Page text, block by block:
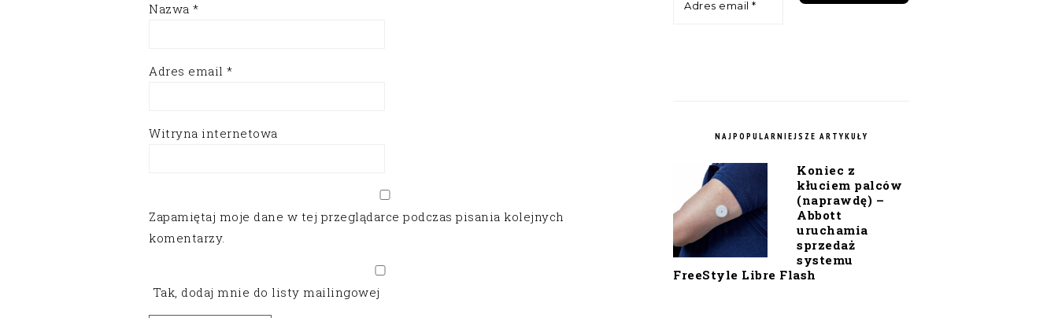
Nazwa *
Adres email *
Witryna internetowa
Zapamiętaj moje dane w tej przeglądarce podczas pisania kolejnych
komentarzy.
Tak, dodaj mnie do listy mailingowej
NAJPOPULARNIEJSZE ARTYKUŁY
Koniec z
kłuciem palców
(naprawdę) –
Abbott
uruchamia
sprzedaż
systemu
FreeStyle Libre Flash